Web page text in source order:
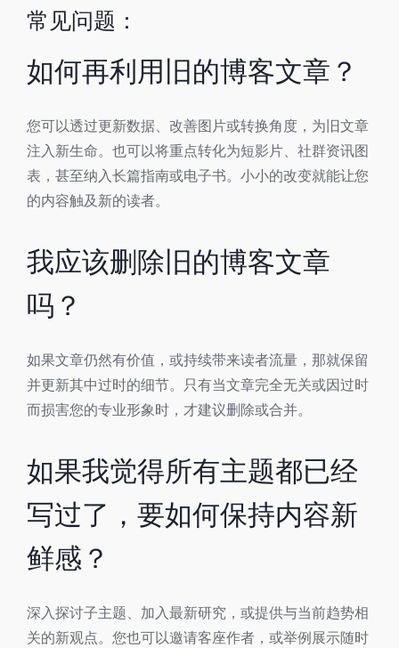
常见问题：
如何再利用旧的博客文章？
您可以透过更新数据、改善图片或转换角度，为旧文章
注入新生命。也可以将重点转化为短影片、社群资讯图
表，甚至纳入长篇指南或电子书。小小的改变就能让您
的内容触及新的读者。
我应该删除旧的博客文章
吗？
如果文章仍然有价值，或持续带来读者流量，那就保留
并更新其中过时的细节。只有当文章完全无关或因过时
而损害您的专业形象时，才建议删除或合并。
如果我觉得所有主题都已经
写过了，要如何保持内容新
鲜感？
深入探讨子主题、加入最新研究，或提供与当前趋势相
关的新观点。您也可以邀请客座作者，或举例展示随时